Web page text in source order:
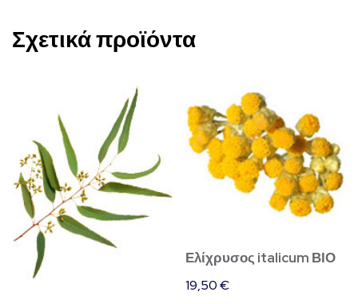
Σχετικά προϊόντα
Ελίχρυσος italicum ΒΙΟ
19,50€